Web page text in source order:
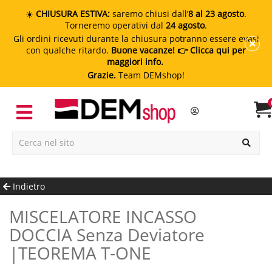
☀️ CHIUSURA ESTIVA: saremo chiusi dall’8 al 23 agosto.
Torneremo operativi dal 24 agosto.
Gli ordini ricevuti durante la chiusura potranno essere evasi
con qualche ritardo. Buone vacanze! 👉 Clicca qui per
maggiori info.
Grazie. Team DEMshop!
Indietro
MISCELATORE INCASSO
DOCCIA Senza Deviatore
|TEOREMA T-ONE